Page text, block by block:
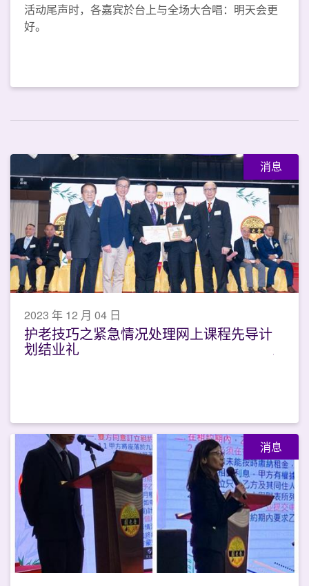
活动尾声时，各嘉宾於台上与全场大合唱：明天会更
好。
消息
2023 年 12 月 04 日
护老技巧之紧急情况处理网上课程先导计
划结业礼
消息